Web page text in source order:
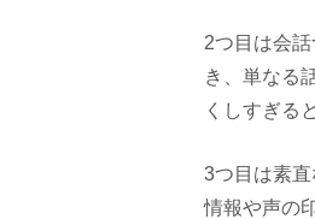
2つ目は会
き、単なる
くしすぎる
3つ目は素
情報や声の